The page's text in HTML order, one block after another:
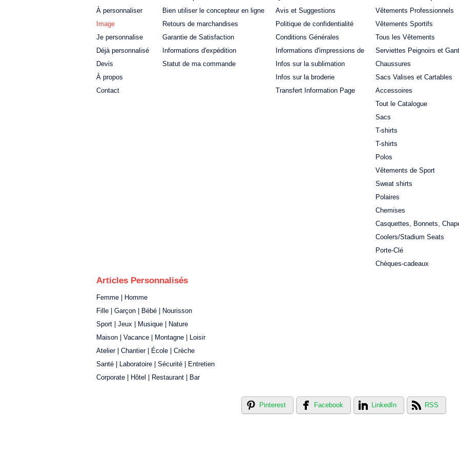
À personnaliser
Image
Je personnalise
Déjà personnalisé
Devis
À propos
Contact
Bien utiliser le concepteur en ligne
Retours de marchandises
Garantie de Satisfaction
Informations d'expédition
Statut de ma commande
Avis et Suggestions
Politique de confidentialité
Conditions Générales
Informations d'impressions de
Infos sur la sublimation
Infos sur la broderie
Transfert Information Page
Vêtements Professionnels
Vêtements Sportifs
Tous les Vêtements
Serviettes Peignoirs et
Chaussures
Sacs Valises et Cartables
Accessoires
Tout le Catalogue
Sacs
T-shirts
T-shirts
Polos
Vêtements de Sport
Sweat shirts
Polaires
Chemises
Casquettes, Bonnets,
Coolers/Stadium Seats
Porte-Clé
Chèques-cadeaux
Articles Personnalisés
Femme | Homme
Fille | Garçon | Bébé | Nourisson
Sport | Jeux | Musique | Nature
Maison | Vacance | Montagne | Loisir
Atelier | Chantier | École | Crèche
Santé | Laboratoire | Sécurité | Entretien
Corporate | Hôtel | Restaurant | Bar
Pinterest Facebook LinkedIn RSS